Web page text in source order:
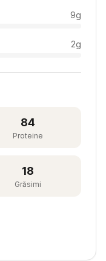
9g
2g
84
Proteine
18
Grăsimi